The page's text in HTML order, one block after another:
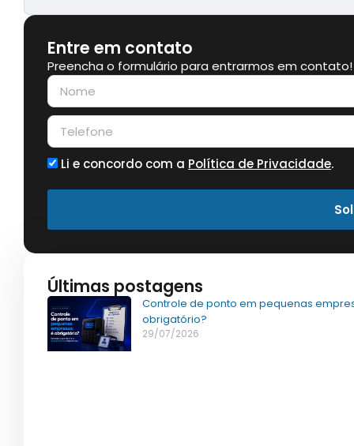
Entre em contato
Preencha o formulário para entrarmos em contato!
Li e concordo com a Política de Privacidade.
Últimas postagens
Controle de ponto em pequenas
obrigatório?
29/07/2026